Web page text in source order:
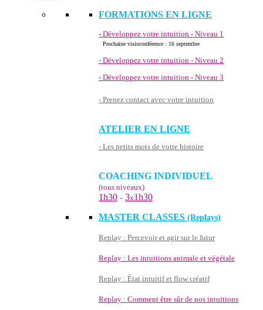
FORMATIONS EN LIGNE
- Développez votre intuition - Niveau 1
Prochaine visioconférence : 16 septembre
- Développez votre intuition - Niveau 2
- Développez votre intuition - Niveau 3
- Prenez contact avec votre intuition
ATELIER EN LIGNE
- Les petits mots de votre histoire
COACHING INDIVIDUEL
(tous niveaux)
1h30 - 3x1h30
MASTER CLASSES (Replays)
Replay : Percevoir et agir sur le futur
Replay : Les intuitions animale et végétale
Replay : État intuitif et flow créatif
Replay : Comment être sûr de nos intuitions